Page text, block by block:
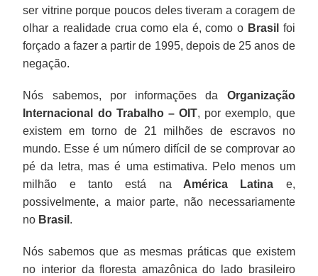
ser vitrine porque poucos deles tiveram a coragem de
olhar a realidade crua como ela é, como o Brasil foi
forçado a fazer a partir de 1995, depois de 25 anos de
negação.
Nós sabemos, por informações da Organização
Internacional do Trabalho – OIT, por exemplo, que
existem em torno de 21 milhões de escravos no
mundo. Esse é um número difícil de se comprovar ao
pé da letra, mas é uma estimativa. Pelo menos um
milhão e tanto está na América Latina e,
possivelmente, a maior parte, não necessariamente
no Brasil .
Nós sabemos que as mesmas práticas que existem
no interior da floresta amazônica do lado brasileiro